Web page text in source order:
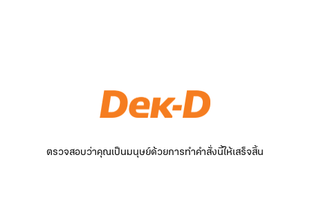
ตรวจสอบว่าคุณเป็นมนุษย์ด้วยการทำคำสั่งนี้ให้เสร็จสิ้น